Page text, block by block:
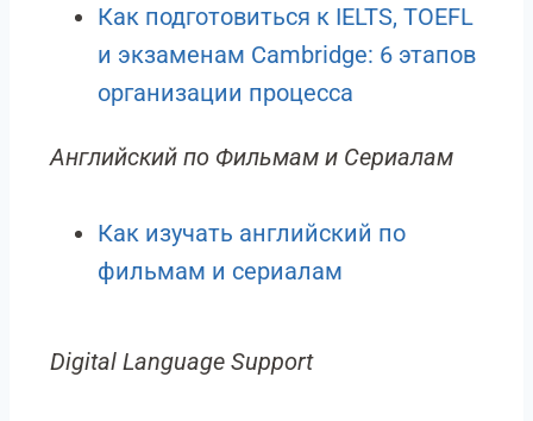
Как подготовиться к IELTS, TOEFL
и экзаменам Cambridge: 6 этапов
организации процесса
Английский по Фильмам и Сериалам
Как изучать английский по
фильмам и сериалам
Digital Language Support